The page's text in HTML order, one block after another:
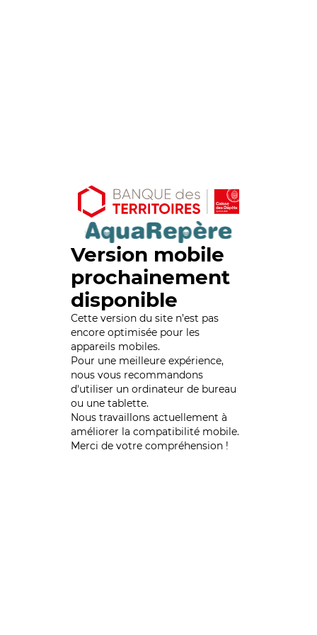
Version mobile
prochainement
disponible
Cette version du site n’est pas
encore optimisée pour les
appareils mobiles.
Pour une meilleure expérience,
nous vous recommandons
d'utiliser un ordinateur de bureau
ou une tablette.
Nous travaillons actuellement à
améliorer la compatibilité mobile.
Merci de votre compréhension !